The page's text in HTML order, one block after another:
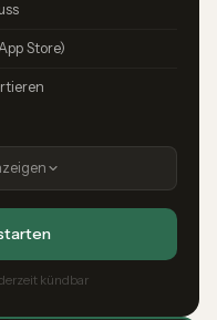
Store)
kündbar